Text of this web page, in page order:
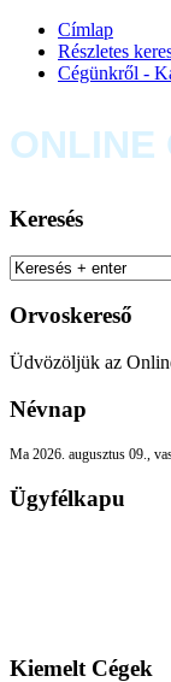
Címlap
Részletes
Cégünkről -
ONLINE
Keresés
Orvoskereső
Üdvözöljük az
Névnap
Ma 2026. augusztus 09.,
Ügyfélkapu
Kiemelt Cégek